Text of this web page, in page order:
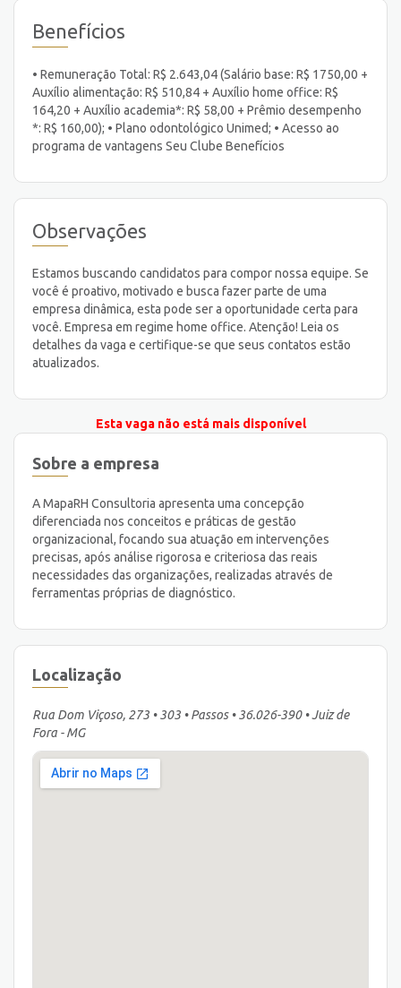
Benefícios
• Remuneração Total: R$ 2.643,04 (Salário base: R$ 1750,00 +
Auxílio alimentação: R$ 510,84 + Auxílio home office: R$
164,20 + Auxílio academia*: R$ 58,00 + Prêmio desempenho
*: R$ 160,00); • Plano odontológico Unimed; • Acesso ao
programa de vantagens Seu Clube Benefícios
Observações
Estamos buscando candidatos para compor nossa equipe. Se
você é proativo, motivado e busca fazer parte de uma
empresa dinâmica, esta pode ser a oportunidade certa para
você. Empresa em regime home office. Atenção! Leia os
detalhes da vaga e certifique-se que seus contatos estão
atualizados.
Esta vaga não está mais disponível
Sobre a empresa
A MapaRH Consultoria apresenta uma concepção
diferenciada nos conceitos e práticas de gestão
organizacional, focando sua atuação em intervenções
precisas, após análise rigorosa e criteriosa das reais
necessidades das organizações, realizadas através de
ferramentas próprias de diagnóstico.
Localização
Rua Dom Viçoso, 273 • 303 • Passos • 36.026-390 • Juiz de
Fora - MG